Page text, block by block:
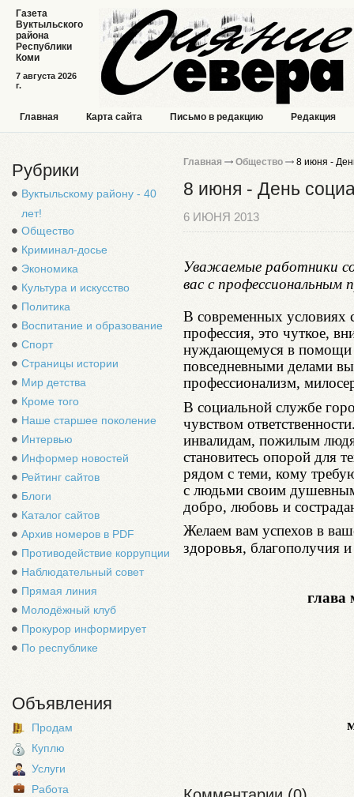
7 августа 2026
г.
Газета
Вуктыльского
района
Республики
Коми
Главная Карта сайта Письмо в редакцию Редакция
Рубрики
Вуктыльскому району - 40
лет!
Общество
Криминал-досье
Экономика
Культура и искусство
Политика
Воспитание и образование
Спорт
Страницы истории
Мир детства
Кроме того
Наше старшее поколение
Интервью
Информер новостей
Рейтинг сайтов
Блоги
Каталог сайтов
Архив номеров в PDF
Противодействие коррупции
Наблюдательный совет
Прямая линия
Молодёжный клуб
Прокурор информирует
По республике
Объявления
Продам
Куплю
Услуги
Работа
Главная Общество 8 июня -
8 июня - День
6 ИЮНЯ 2013
Уважаемые работники
вас с профессиональным
В современных условиях
профессия, это чуткое,
нуждающемуся в помощи
повседневными делами
профессионализм,
В социальной службе
чувством
инвалидам, пожилым
становитесь опорой для
рядом с теми, кому
с людьми своим
добро, любовь и
Желаем вам успехов в
здоровья, благополучия
глава